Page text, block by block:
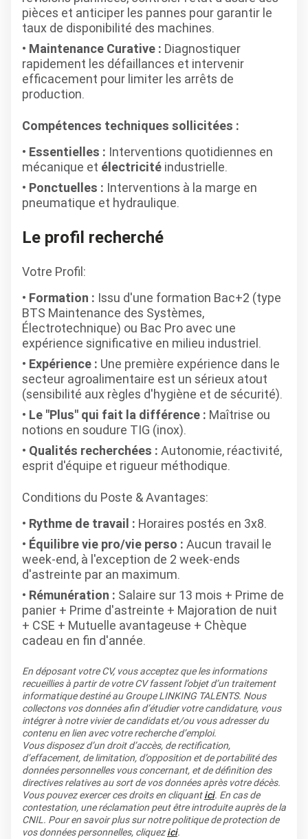
pièces et anticiper les pannes pour garantir le
taux de disponibilité des machines.
Maintenance Curative : Diagnostiquer
rapidement les défaillances et intervenir
efficacement pour limiter les arrêts de
production.
Compétences techniques sollicitées :
Essentielles : Interventions quotidiennes en
mécanique et électricité industrielle.
Ponctuelles : Interventions à la marge en
pneumatique et hydraulique.
Le profil recherché
Votre Profil:
Formation : Issu d'une formation Bac+2 (type
BTS Maintenance des Systèmes,
Électrotechnique) ou Bac Pro avec une
expérience significative en milieu industriel.
Expérience : Une première expérience dans le
secteur agroalimentaire est un sérieux atout
(sensibilité aux règles d'hygiène et de sécurité).
Le "Plus" qui fait la différence : Maîtrise ou
notions en soudure TIG (inox).
Qualités recherchées : Autonomie, réactivité,
esprit d'équipe et rigueur méthodique.
Conditions du Poste & Avantages:
Rythme de travail : Horaires postés en 3x8.
Équilibre vie pro/vie perso : Aucun travail le
week-end, à l'exception de 2 week-ends
d'astreinte par an maximum.
Rémunération : Salaire sur 13 mois + Prime de
panier + Prime d'astreinte + Majoration de nuit
+ CSE + Mutuelle avantageuse + Chèque
cadeau en fin d'année.
En déposant votre CV, vous acceptez que les informations
recueillies à partir de votre CV fassent l’objet d’un traitement
informatique destiné au Groupe LINKING TALENTS. Nous
collectons vos données afin d’étudier votre candidature, vous
intégrer à notre vivier de candidats et/ou vous adresser du
contenu en lien avec votre recherche d’emploi.
Vous disposez d’un droit d’accès, de rectification,
d’effacement, de limitation, d’opposition et de portabilité des
données personnelles vous concernant, et de définition des
directives relatives au sort de vos données après votre décès.
Vous pouvez exercer ces droits en cliquantici. En cas de
contestation, une réclamation peut être introduite auprès de la
CNIL. Pour en savoir plus sur notre politique de protection de
vos données personnelles, cliquezici.